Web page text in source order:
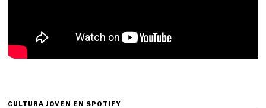
CULTURA JOVEN EN SPOTIFY